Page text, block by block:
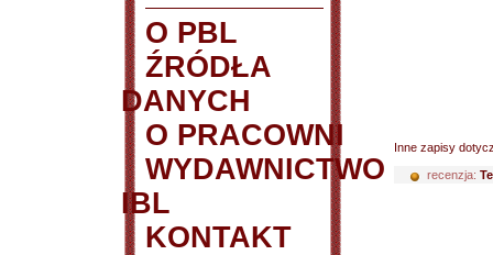
O PBL
ŹRÓDŁA
DANYCH
O PRACOWNI
WYDAWNICTWO
IBL
KONTAKT
Inne zapisy
recenzja: